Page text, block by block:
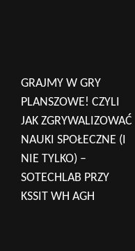
GRAJMY W GRY
PLANSZOWE! CZYLI
JAK ZGRYWALIZOWAĆ
NAUKI SPOŁECZNE (I
NIE TYLKO) –
SOTECHLAB PRZY
KSSIT WH AGH